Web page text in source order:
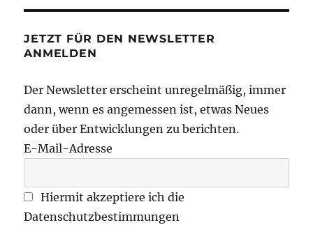
JETZT FÜR DEN NEWSLETTER
ANMELDEN
Der Newsletter erscheint unregelmäßig, immer
dann, wenn es angemessen ist, etwas Neues
oder über Entwicklungen zu berichten.
E-Mail-Adresse
Hiermit akzeptiere ich die
Datenschutzbestimmungen